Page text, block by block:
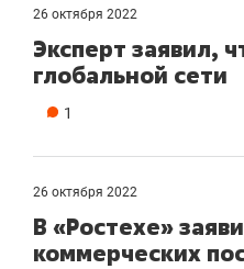
26 октября 2022
Эксперт заявил,
глобальной сети
1
26 октября 2022
В «Ростехе»
коммерческих